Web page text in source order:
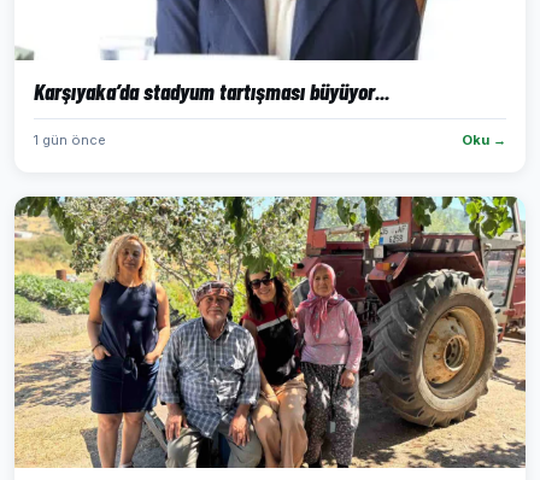
Karşıyaka’da stadyum tartışması büyüyor...
1 gün önce Oku →